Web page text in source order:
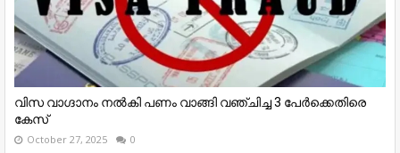
വിസ വാഗ്ദാനം നൽകി പണം വാങ്ങി വഞ്ചിച്ച 3 പേർക്കെതിരെ
കേസ്
October 27, 2025 0